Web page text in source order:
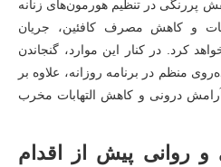
پررنگی در تنظیم هورمون‌های زنانه
و کاهش مصرف کافئین، جریان
کرد. در کنار این موارد، گنجاندن
منظم در برنامه روزانه، علاوه بر
درونی و کاهش التهابات مخرب
و روانی پیش از اقدام